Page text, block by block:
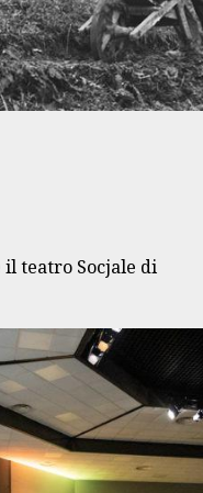
il teatro Socjale di